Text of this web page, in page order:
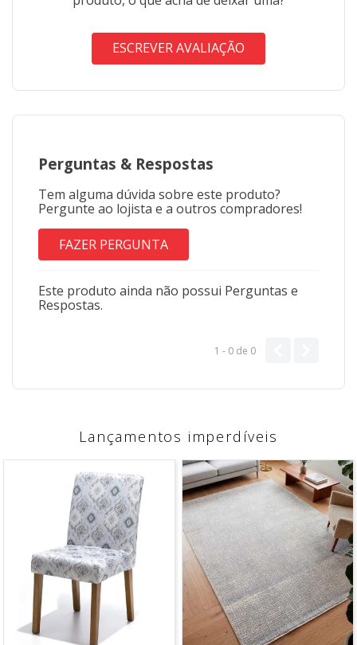
ESCREVER AVALIAÇÃO
Perguntas & Respostas
Tem alguma dúvida sobre este produto?
Pergunte ao lojista e a outros compradores!
FAZER PERGUNTA
Este produto ainda não possui Perguntas e
Respostas.
1 - 0 de 0
Lançamentos imperdíveis